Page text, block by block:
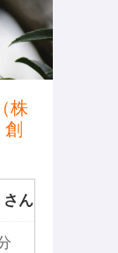
株
ん